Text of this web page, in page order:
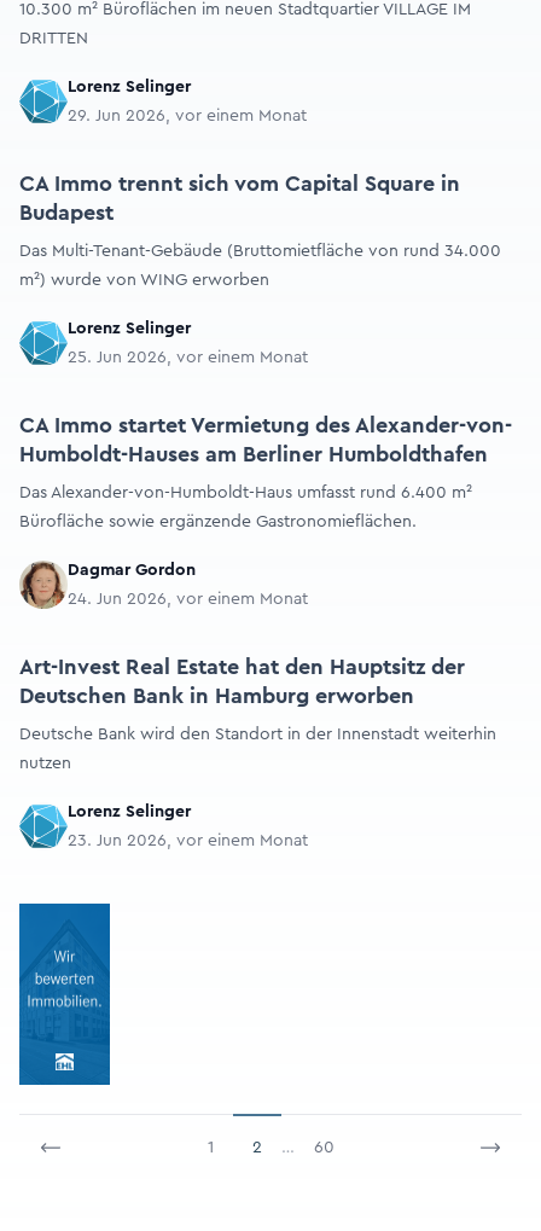
10.300 m² Büroflächen im neuen Stadtquartier VILLAGE IM
DRITTEN
Lorenz Selinger
29. Jun 2026, vor einem Monat
CA Immo trennt sich vom Capital Square in
Budapest
Das Multi-Tenant-Gebäude (Bruttomietfläche von rund 34.000
m²) wurde von WING erworben
Lorenz Selinger
25. Jun 2026, vor einem Monat
CA Immo startet Vermietung des Alexander-von-
Humboldt-Hauses am Berliner Humboldthafen
Das Alexander-von-Humboldt-Haus umfasst rund 6.400 m²
Bürofläche sowie ergänzende Gastronomieflächen.
Dagmar Gordon
24. Jun 2026, vor einem Monat
Art-Invest Real Estate hat den Hauptsitz der
Deutschen Bank in Hamburg erworben
Deutsche Bank wird den Standort in der Innenstadt weiterhin
nutzen
Lorenz Selinger
23. Jun 2026, vor einem Monat
1 2 … 60